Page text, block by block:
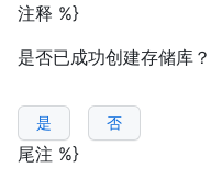
注释 %}
是否已成功创建存储库？
是 否
尾注 %}